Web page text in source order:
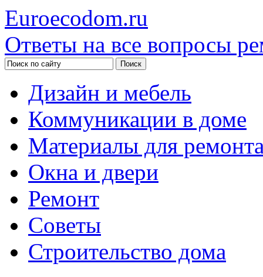
Euroecodom.ru
Ответы на все вопросы
Дизайн и мебель
Коммуникации в доме
Материалы для
Окна и двери
Ремонт
Советы
Строительство дома